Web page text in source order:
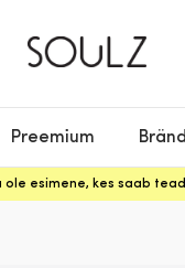
Preemium
ole esimene, kes saab